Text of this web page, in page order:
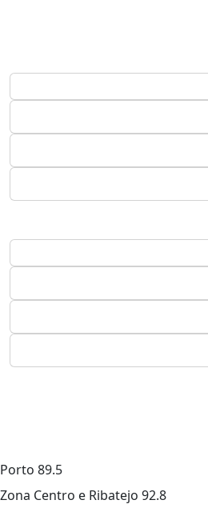
Porto 89.5
Zona Centro e Ribatejo 92.8